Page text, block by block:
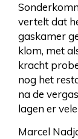
vertelt dat
gaskamer
klom, met
kracht
nog het
na de
lagen er
Marcel